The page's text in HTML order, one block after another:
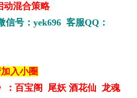
混合策略
信号：yek696 客服QQ：
入小圈
：百宝阁 尾妖 酒花仙 龙魂